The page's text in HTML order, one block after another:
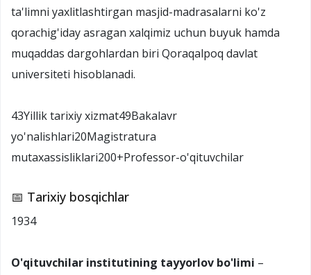
ta'limni yaxlitlashtirgan masjid-madrasalarni ko'z
qorachig'iday asragan xalqimiz uchun buyuk hamda
muqaddas dargohlardan biri Qoraqalpoq davlat
universiteti hisoblanadi.
43Yillik tarixiy xizmat49Bakalavr
yo'nalishlari20Magistratura
mutaxassisliklari200+Professor-o'qituvchilar
📅 Tarixiy bosqichlar
1934
O'qituvchilar institutining tayyorlov bo'limi –